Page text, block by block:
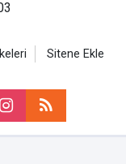
Sitene Ekle